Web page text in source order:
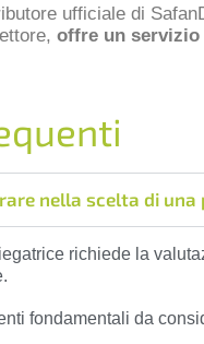
ufficiale di
offre un servizio
nella scelta di una
richiede la
fondamentali da